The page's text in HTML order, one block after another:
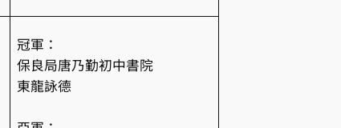
冠軍：
保良局唐乃勤初中書院
東龍詠德